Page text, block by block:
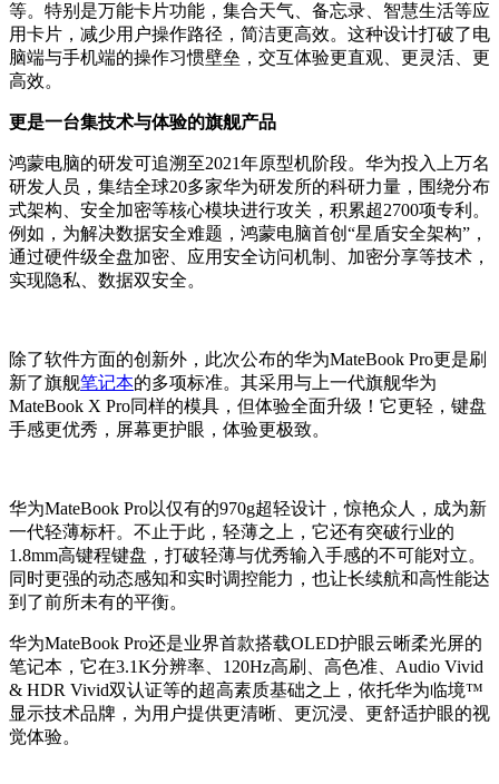
等。特别是万能卡片功能，集合天气、备忘录、智慧生活等应
用卡片，减少用户操作路径，简洁更高效。这种设计打破了电
脑端与手机端的操作习惯壁垒，交互体验更直观、更灵活、更
高效。
更是一台集技术与体验的旗舰产品
鸿蒙电脑的研发可追溯至2021年原型机阶段。华为投入上万名
研发人员，集结全球20多家华为研发所的科研力量，围绕分布
式架构、安全加密等核心模块进行攻关，积累超2700项专利。
例如，为解决数据安全难题，鸿蒙电脑首创“星盾安全架构”，
通过硬件级全盘加密、应用安全访问机制、加密分享等技术，
实现隐私、数据双安全。
除了软件方面的创新外，此次公布的华为MateBook Pro更是刷
新了旗舰笔记本的多项标准。其采用与上一代旗舰华为
MateBook X Pro同样的模具，但体验全面升级！它更轻，键盘
手感更优秀，屏幕更护眼，体验更极致。
华为MateBook Pro以仅有的970g超轻设计，惊艳众人，成为新
一代轻薄标杆。不止于此，轻薄之上，它还有突破行业的
1.8mm高键程键盘，打破轻薄与优秀输入手感的不可能对立。
同时更强的动态感知和实时调控能力，也让长续航和高性能达
到了前所未有的平衡。
华为MateBook Pro还是业界首款搭载OLED护眼云晰柔光屏的
笔记本，它在3.1K分辨率、120Hz高刷、高色准、Audio Vivid
& HDR Vivid双认证等的超高素质基础之上，依托华为临境™
显示技术品牌，为用户提供更清晰、更沉浸、更舒适护眼的视
觉体验。